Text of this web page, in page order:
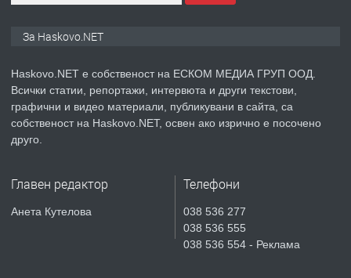
преди 5 дни
ПРЕДЛАГА СГЛОБЯВАНЕ НА МЕБЕЛИ.
№4119 Едностаен обзаведен
За Haskovo.NET
Haskovo.NET е собственост на ЕСКОМ МЕДИА ГРУП ООД.
Всички статии, репортажи, интервюта и други текстови,
графични и видео материали, публикувани в сайта, са
собственост на Haskovo.NET, освен ако изрично е посочено
друго.
Главен редактор
Анета Кутелова
Телефони
038 536 277
038 536 555
038 536 554 - Реклама